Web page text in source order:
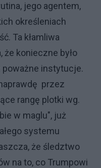
jego agentem,
określeniach
Ta kłamliwa
że konieczne było
instytucje.
przez
rangę plotki wg.
w maglu", już
systemu
że śledztwo
na to, co Trumpowi